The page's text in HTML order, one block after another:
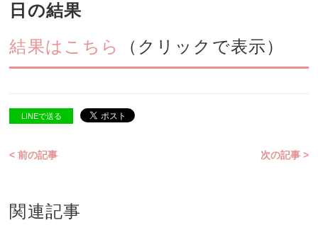
日の結果
結果はこちら
（クリックで表示）
LINEで送る
< 前の記事 次の記事 >
関連記事